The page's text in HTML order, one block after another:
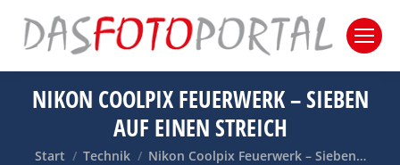
NIKON COOLPIX FEUERWERK – SIEBEN
AUF EINEN STREICH
Sie befinden sich hier:
Start Technik Nikon Coolpix Feuerwerk – Sieben…